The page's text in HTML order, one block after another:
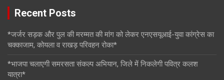
Recent Posts
*जर्जर सड़क और पुल की मरम्मत की मांग को लेकर एनएसयूआई-युवा कांग्रेस का
चक्काजाम, कोयला व राखड़ परिवहन रोका*
*भाजपा चलाएगी समरसता संकल्प अभियान, जिले में निकलेगी पवित्र कलश
यात्रा*